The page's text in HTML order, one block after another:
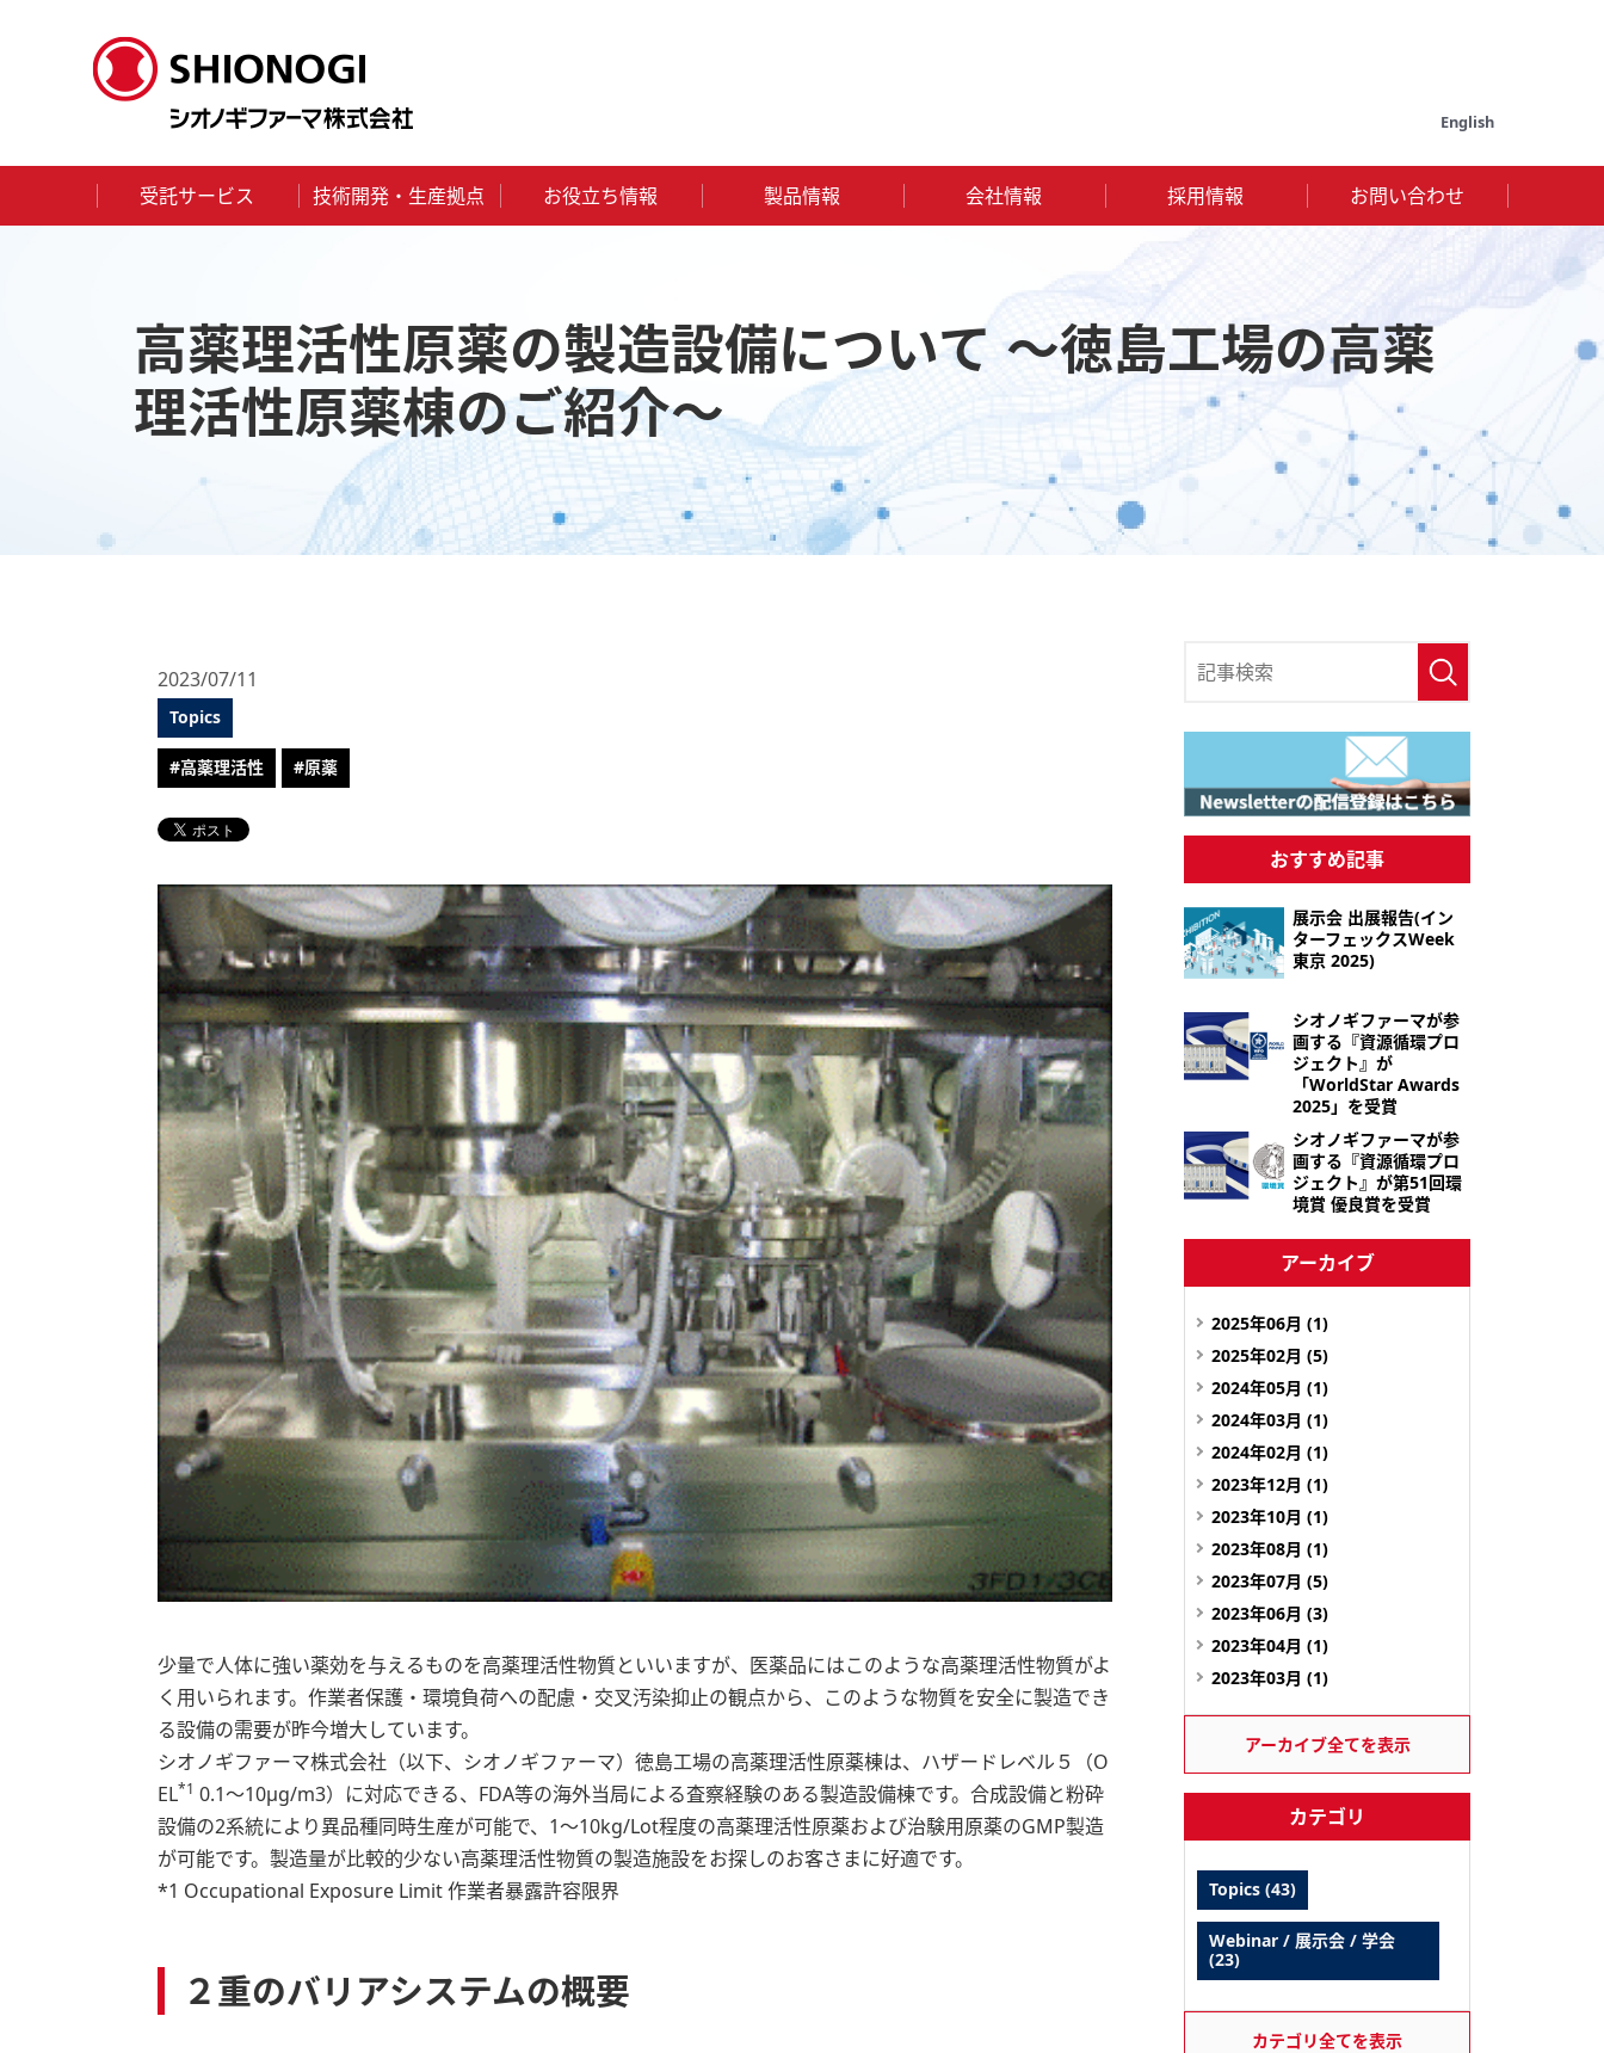
English
受託サービス 技術開発・生産拠点 お役立ち情報 製品情報 会社情報 採用情報 お問い合わせ
HOME メディア Topics 高薬理活性原薬の製造設備について ～徳島工場の高薬理活性原薬棟のご紹介～
高薬理活性原薬の製造設備について ～徳島工場の高薬
理活性原薬棟のご紹介～
2023/07/11
Topics
#高薬理活性 #原薬
少量で人体に強い薬効を与えるものを高薬理活性物質といいますが、医薬品にはこのような高薬理活性物質がよ
く用いられます。作業者保護・環境負荷への配慮・交叉汚染抑止の観点から、このような物質を安全に製造でき
る設備の需要が昨今増大しています。
シオノギファーマ株式会社（以下、シオノギファーマ）徳島工場の高薬理活性原薬棟は、ハザードレベル５（O
EL*1 0.1～10μg/m3）に対応できる、FDA等の海外当局による査察経験のある製造設備棟です。合成設備と粉砕
設備の2系統により異品種同時生産が可能で、1～10kg/Lot程度の高薬理活性原薬および治験用原薬のGMP製造
が可能です。製造量が比較的少ない高薬理活性物質の製造施設をお探しのお客さまに好適です。
*1 Occupational Exposure Limit 作業者暴露許容限界
２重のバリアシステムの概要
おすすめ記事
展示会 出展報告(イン
ターフェックスWeek
東京 2025)
シオノギファーマが参
画する『資源循環プロ
ジェクト』が
「WorldStar Awards
2025」を受賞
シオノギファーマが参
画する『資源循環プロ
ジェクト』が第51回環
境賞 優良賞を受賞
アーカイブ
2025年06月 (1)
2025年02月 (5)
2024年05月 (1)
2024年03月 (1)
2024年02月 (1)
2023年12月 (1)
2023年10月 (1)
2023年08月 (1)
2023年07月 (5)
2023年06月 (3)
2023年04月 (1)
2023年03月 (1)
アーカイブ全てを表示
カテゴリ
Topics (43)
Webinar / 展示会 / 学会
(23)
カテゴリ全てを表示